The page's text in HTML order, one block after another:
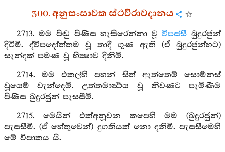
300. අනුසංසාවක ස්ථවිරාවදානය
2713. මම පිඬු පිණිස හැසිරෙන්නා වූවිපස්සී බුදුරජුන්
දිටිමි. ද්විපදෝත්තම වූ තාදී ගුණ ඇති (ඒ බුදුරජුන්හට)
සැන්දක් පමණ වූ භික්‍ෂාව දිනිමි.
2714. මම එකල්හි පහන් සිත් ඇත්තෙම් සොම්නස්
වූයෙම් වැන්දෙමි. උත්තමාර්‍ත්‍ථය වූ නිවණට පැමිණීම
පිණිස බුදුරජුන් පැසසීමි.
2715. මෙයින් එක්අනූවන කපෙහි මම (බුදුරජුන්)
පැසසීමි. (ඒ හේතුවෙන්) දුගතියක් නො දනිමි. පැසසීමෙහි
මේ විපාකය යි.